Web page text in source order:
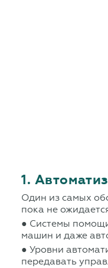
1.
Один из самых
пока не
● Системы
машин и даже
● Уровни
передавать